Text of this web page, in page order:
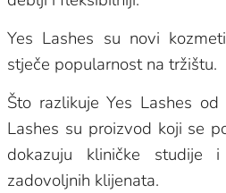
Yes Lashes su novi
stječe popularnost na tržištu.
Što razlikuje Yes Lashes
Lashes su proizvod koji se
dokazuju kliničke studije
zadovoljnih klijenata.